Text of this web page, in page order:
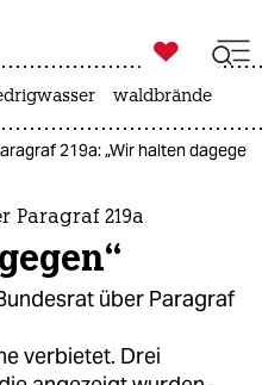

taz zahl ich
waldbrände
219a: „Wir halten dagegen“
Paragraf 219a
über Paragraf
verbietet. Drei